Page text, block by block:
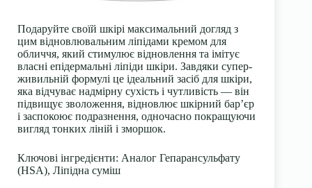
Подаруйте своїй шкірі максимальний догляд з
цим відновлювальним ліпідами кремом для
обличчя, який стимулює відновлення та імітує
власні епідермальні ліпіди шкіри. Завдяки супер-
живильній формулі це ідеальний засіб для шкіри,
яка відчуває надмірну сухість і чутливість — він
підвищує зволоження, відновлює шкірний бар’єр
і заспокоює подразнення, одночасно покращуючи
вигляд тонких ліній і зморшок.
Ключові інгредієнти: Аналог Гепарансульфату
(HSA), Ліпідна суміш